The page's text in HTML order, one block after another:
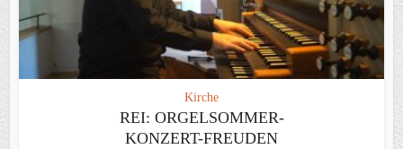
Kirche
REI: ORGELSOMMER-
KONZERT-FREUDEN